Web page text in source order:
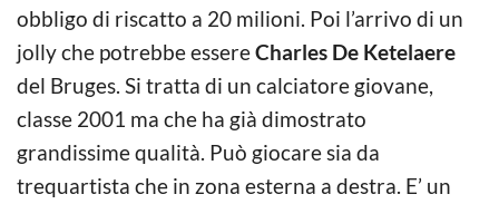
obbligo di riscatto a 20 milioni. Poi l’arrivo di un
jolly che potrebbe essereCharles De Ketelaere
del Bruges. Si tratta di un calciatore giovane,
classe 2001 ma che ha già dimostrato
grandissime qualità. Può giocare sia da
trequartista che in zona esterna a destra. E’ un